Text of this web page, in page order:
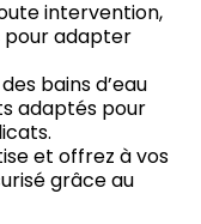
intervention,
pour adapter
bains d’eau
adaptés pour
et offrez à vos
grâce au